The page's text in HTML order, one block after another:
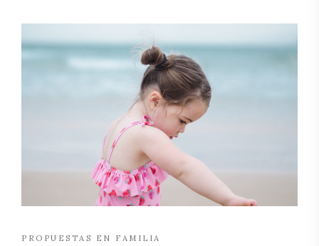
PROPUESTAS EN FAMILIA